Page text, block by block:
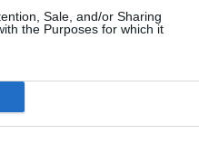
Sale, and/or Sharing
the Purposes for which it
“The state budget is not a
private activities.” Bardhi:
Demokratike, Gazment
pasi qeveria dha 4 milonë